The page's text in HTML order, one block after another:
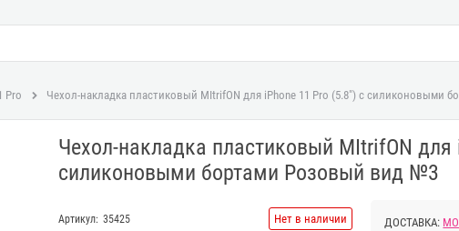
Pro Чехол-накладка пластиковый MItrifON для iPhone 11 Pro (5.8") с силиконовыми
Чехол-накладка пластиковый MItrifON
силиконовыми бортами Розовый вид №3
Артикул: 35425 Нет в наличии ДОСТАВКА: